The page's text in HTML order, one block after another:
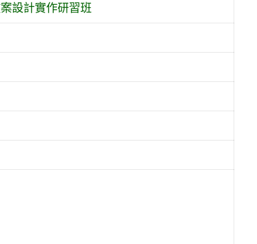
設計實作研習班